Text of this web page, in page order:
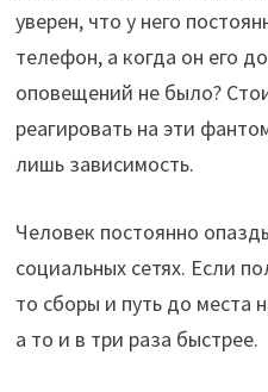
уверен, что у него
телефон, а когда он его
оповещений не было?
реагировать на эти
лишь зависимость.
Человек постоянно
социальных сетях. Если
то сборы и путь до места
а то и в три раза быстрее.